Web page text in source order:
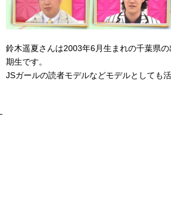
鈴木遥夏さんは2003年6月生まれの千葉県
期生です。
JSガールの読者モデルなどモデルとしても